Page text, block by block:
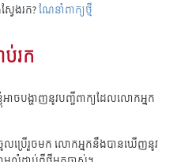
ែងរក?ណែនាំពាក្យថ្មី
ប់រក
ាចបង្ហាញនូវបញ្ជីពាក្យដែលលោកអ្នក
ប្រើរួចមក លោកអ្នកនឹងបានឃើញនូវ